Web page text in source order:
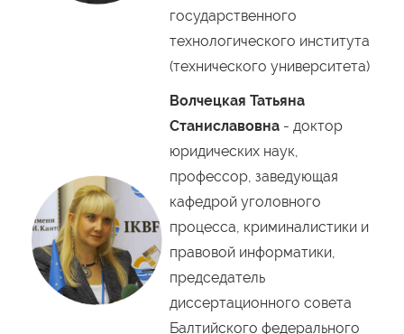
государственного
технологического института
(технического университета)
Волчецкая Татьяна
Станиславовна - доктор
юридических наук,
профессор, заведующая
кафедрой уголовного
процесса, криминалистики и
правовой информатики,
председатель
диссертационного совета
Балтийского федерального